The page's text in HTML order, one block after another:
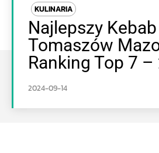
KULINARIA
Najlepszy Kebab
Tomaszów
Ranking Top 7
2024-09-14